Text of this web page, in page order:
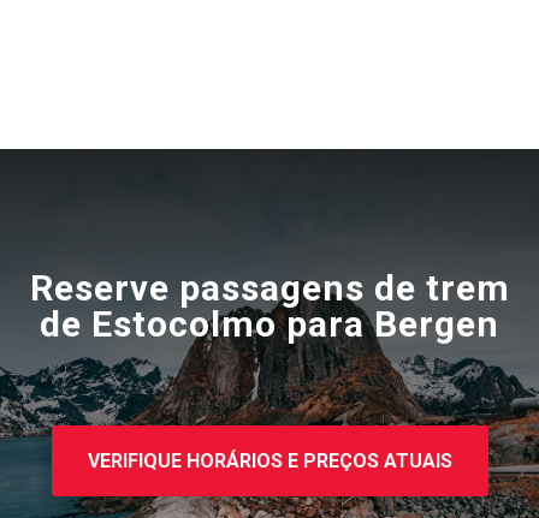
Reserve passagens de trem
de Estocolmo para Bergen
VERIFIQUE HORÁRIOS E PREÇOS ATUAIS